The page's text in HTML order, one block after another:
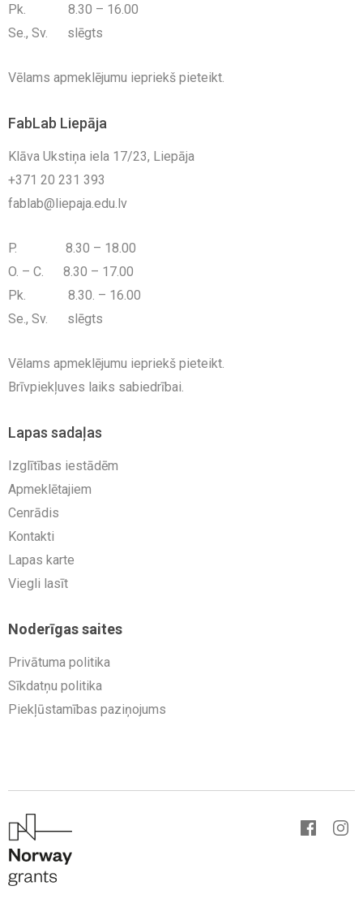
Pk. 8.30 – 16.00
Se., Sv. slēgts
Vēlams apmeklējumu iepriekš pieteikt.
FabLab Liepāja
Klāva Ukstiņa iela 17/23, Liepāja
+371 20 231 393
fablab@liepaja.edu.lv
P. 8.30 – 18.00
O. – C. 8.30 – 17.00
Pk. 8.30. – 16.00
Se., Sv. slēgts
Vēlams apmeklējumu iepriekš pieteikt.
Brīvpiekļuves laiks sabiedrībai.
Lapas sadaļas
Izglītības iestādēm
Apmeklētajiem
Cenrādis
Kontakti
Lapas karte
Viegli lasīt
Noderīgas saites
Privātuma politika
Sīkdatņu politika
Piekļūstamības paziņojums